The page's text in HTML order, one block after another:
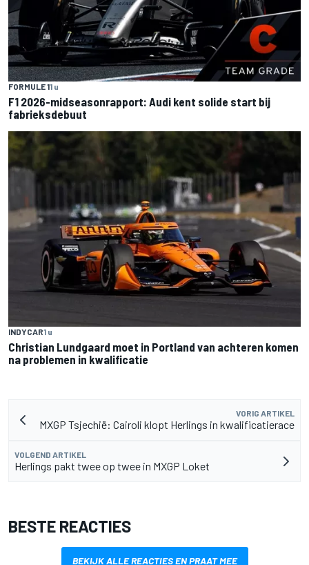
FORMULE 11 u
F1 2026-midseasonrapport: Audi kent solide start bij
fabrieksdebuut
INDYCAR1 u
Christian Lundgaard moet in Portland van achteren komen
na problemen in kwalificatie
VORIG ARTIKEL
MXGP Tsjechië: Cairoli klopt Herlings in kwalificatierace
VOLGEND ARTIKEL
Herlings pakt twee op twee in MXGP Loket
BESTE REACTIES
BEKIJK ALLE REACTIES EN PRAAT MEE